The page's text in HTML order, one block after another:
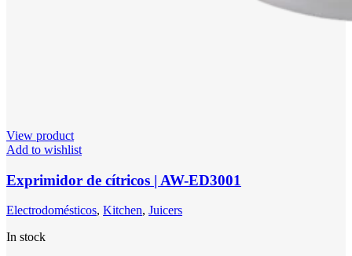
View product
Add to wishlist
Exprimidor de cítricos | AW-ED3001
Electrodomésticos, Kitchen, Juicers
In stock